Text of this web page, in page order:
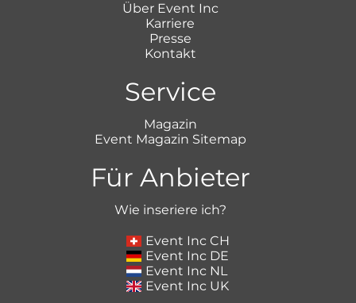
Über Event Inc
Karriere
Presse
Kontakt
Service
Magazin
Event Magazin Sitemap
Für Anbieter
Wie inseriere ich?
Event Inc CH
Event Inc DE
Event Inc NL
Event Inc UK